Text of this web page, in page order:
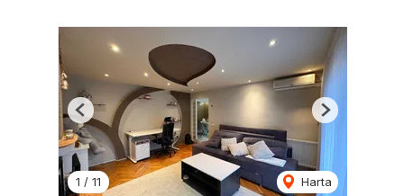
1 / 11 Harta
Previous Next